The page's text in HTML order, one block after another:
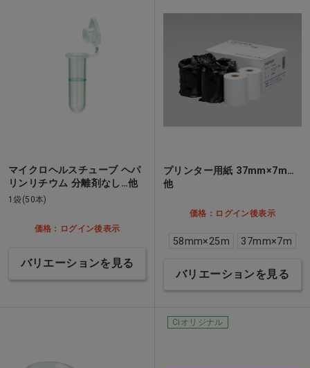
マイクロヘルスチューブ ヘパ
リンリチウム 分離剤なし…他
1袋(50本)
価格：ログイン後表示
バリエーションを見る
プリンター用紙 37mm×7m…
他
価格：ログイン後表示
58mm×25m 37mm×7m
バリエーションを見る
Ciオリジナル